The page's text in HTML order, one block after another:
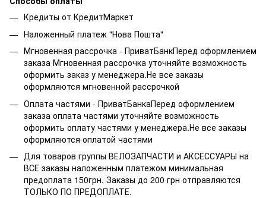
Кредиты от КредитМаркет
Наложенный платеж "Нова Пошта"
Мгновенная рассрочка - ПриватБанкПеред оформлением
заказа Мгновенная рассрочка уточняйте возможность
оформить заказ у менеджера.Не все заказы
оформляются мгновенной рассрочкой
Оплата частями - ПриватБанкаПеред оформлением
заказа оплата частями уточняйте возможность
оформить оплату частями у менеджера.Не все заказы
оформляются оплатой частями
Для товаров группы ВЕЛОЗАПЧАСТИ и АКСЕССУАРЫ на
ВСЕ заказы наложенным платежом минимальная
предоплата 150грн. Заказы до 200 грн отправляются
ТОЛЬКО ПО ПРЕДОПЛАТЕ.